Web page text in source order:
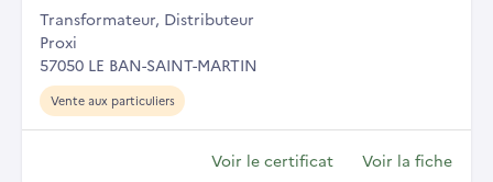
Transformateur, Distributeur
Proxi
57050 LE BAN-SAINT-MARTIN
Vente aux particuliers
Voir le certificat Voir la fiche